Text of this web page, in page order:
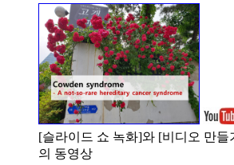
[슬라이드 쇼 녹화]와 [비디오 만들
의 동영상